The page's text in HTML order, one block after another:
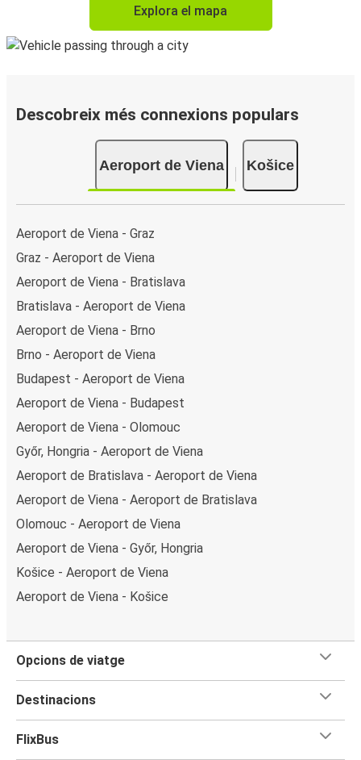
Explora el mapa
Descobreix més connexions populars
Aeroport de Viena Košice
Aeroport de Viena - Graz
Graz - Aeroport de Viena
Aeroport de Viena - Bratislava
Bratislava - Aeroport de Viena
Aeroport de Viena - Brno
Brno - Aeroport de Viena
Budapest - Aeroport de Viena
Aeroport de Viena - Budapest
Aeroport de Viena - Olomouc
Győr, Hongria - Aeroport de Viena
Aeroport de Bratislava - Aeroport de Viena
Aeroport de Viena - Aeroport de Bratislava
Olomouc - Aeroport de Viena
Aeroport de Viena - Győr, Hongria
Košice - Aeroport de Viena
Aeroport de Viena - Košice
Opcions de viatge
Destinacions
FlixBus